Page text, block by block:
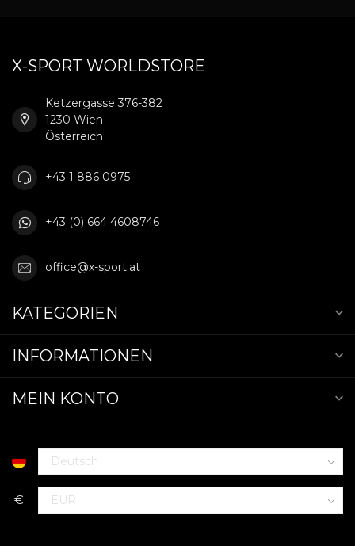
X-SPORT WORLDSTORE
Ketzergasse 376-382
1230 Wien
Österreich
+43 1 886 0975
+43 (0) 664 4608746
office@x-sport.at
KATEGORIEN
INFORMATIONEN
MEIN KONTO
€